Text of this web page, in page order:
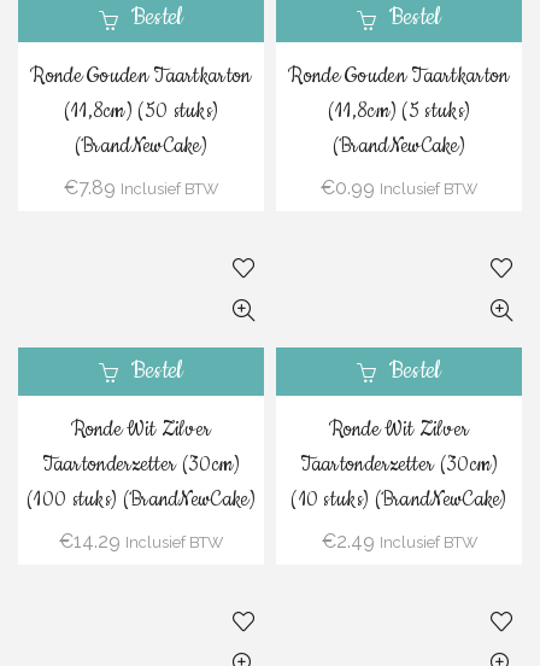
Bestel
Ronde Gouden Taartkarton
(11,8cm) (50 stuks)
(BrandNewCake)
€7.89 Inclusief BTW
Bestel
Ronde Gouden Taartkarton
(11,8cm) (5 stuks)
(BrandNewCake)
€0.99 Inclusief BTW
Bestel
Ronde Wit Zilver
Taartonderzetter (30cm)
(100 stuks) (BrandNewCake)
€14.29 Inclusief BTW
Bestel
Ronde Wit Zilver
Taartonderzetter (30cm)
(10 stuks) (BrandNewCake)
€2.49 Inclusief BTW